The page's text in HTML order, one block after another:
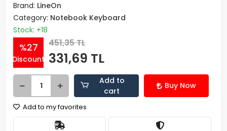
Brand: LineOn
Category: Notebook Keyboard
Stock: +18
%27
Discount
451,35 TL
331,69 TL
Add to
cart
Buy Now
Add to my favorites